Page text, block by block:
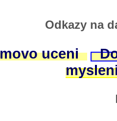
Odkazy na
uceni